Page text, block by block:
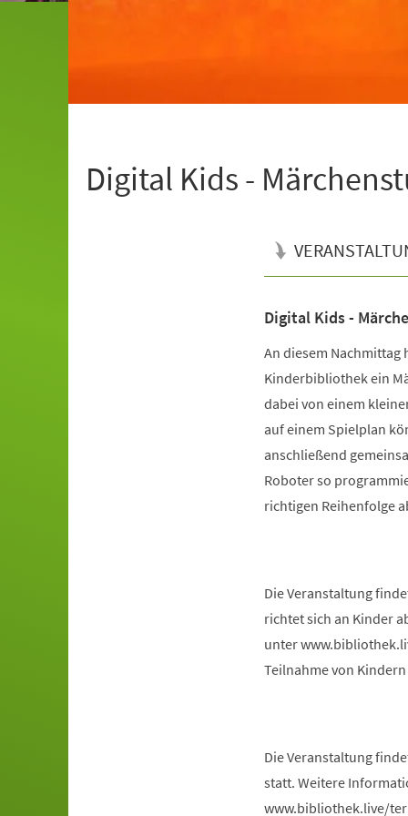
Digital Kids -
Digital Kids -
An diesem Nachmittag
Kinderbibliothek ein
dabei von einem
auf einem Spielplan
anschließend
Roboter so
richtigen Reihenfolge
Die Veranstaltung
richtet sich an Kinder
unter
Teilnahme von
Die Veranstaltung
statt. Weitere
www.bibliothek.live/